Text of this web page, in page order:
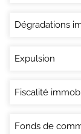
Dégradations
Expulsion
Fiscalité
Fonds de